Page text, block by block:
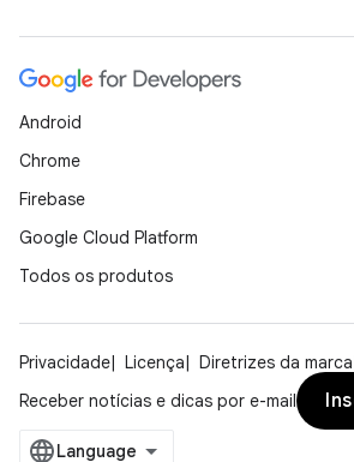
Android
Chrome
Firebase
Google Cloud Platform
Todos os produtos
Privacidade Licença Diretrizes da marca
Receber notícias e dicas por e-mail